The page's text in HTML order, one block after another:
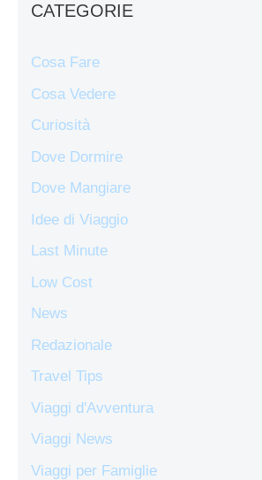
CATEGORIE
Cosa Fare
Cosa Vedere
Curiosità
Dove Dormire
Dove Mangiare
Idee di Viaggio
Last Minute
Low Cost
News
Redazionale
Travel Tips
Viaggi d'Avventura
Viaggi News
Viaggi per Famiglie